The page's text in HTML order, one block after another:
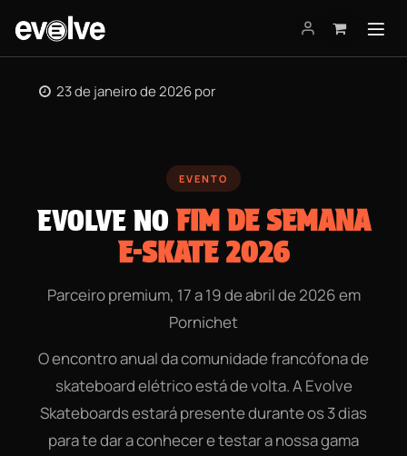
23 de janeiro de 2026por
EVENTO
EVOLVE NO FIM DE SEMANA
E-SKATE 2026
Parceiro premium, 17 a 19 de abril de 2026 em
Pornichet
O encontro anual da comunidade francófona de
skateboard elétrico está de volta. A Evolve
Skateboards estará presente durante os 3 dias
para te dar a conhecer e testar a nossa gama